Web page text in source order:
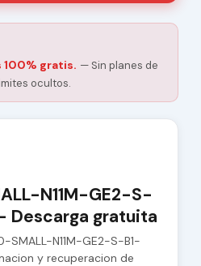
100% gratis. — Sin planes de
ocultos.
N11M-GE2-S-
Descarga gratuita
SMALL-N11M-GE2-S-B1-
y recuperacion de